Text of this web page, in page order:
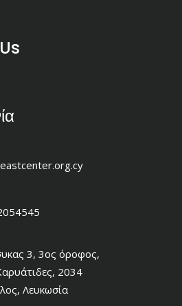
3, 3ος όροφος,
2034
Λευκωσία